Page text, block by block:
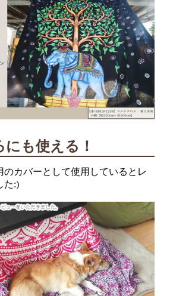
も使える！
のカバーとして使用しているとレ
た:)